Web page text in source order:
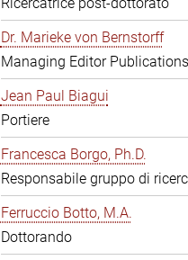
Dr. Marieke von Bernstorff
Managing Editor
Jean Paul Biagui
Portiere
Francesca Borgo, Ph.D.
Responsabile gruppo di
Ferruccio Botto, M.A.
Dottorando